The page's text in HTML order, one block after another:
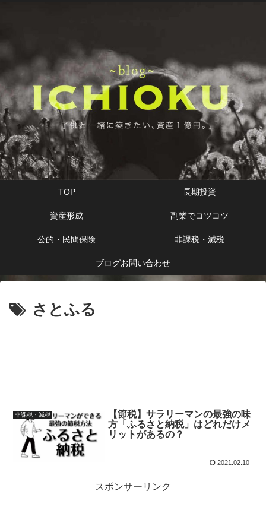
TOP 長期投資
資産形成 副業でコツコツ
公的・民間保険 非課税・減税
ブログお問い合わせ
さとふる
非課税・減税
【節税】サラリーマンの最強の味
方「ふるさと納税」はどれだけメ
リットがあるの？
2021.02.10
スポンサーリンク